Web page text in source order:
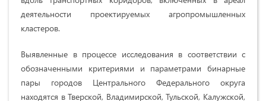
деятельности проектируемых агропромышленных
кластеров.
Выявленные в процессе исследования в соответствии с
обозначенными критериями и параметрами бинарные
пары городов Центрального Федерального округа
находятся в Тверской, Владимирской, Тульской, Калужской,